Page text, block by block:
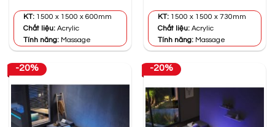
78.500.000₫.là:
KT: 1500 x 1500 x 600mm
Chất liệu: Acrylic
Tính năng: Massage
106.000.000₫. là:
KT: 1500 x 1500 x 730mm
Chất liệu: Acrylic
Tính năng: Massage
-20% -20%